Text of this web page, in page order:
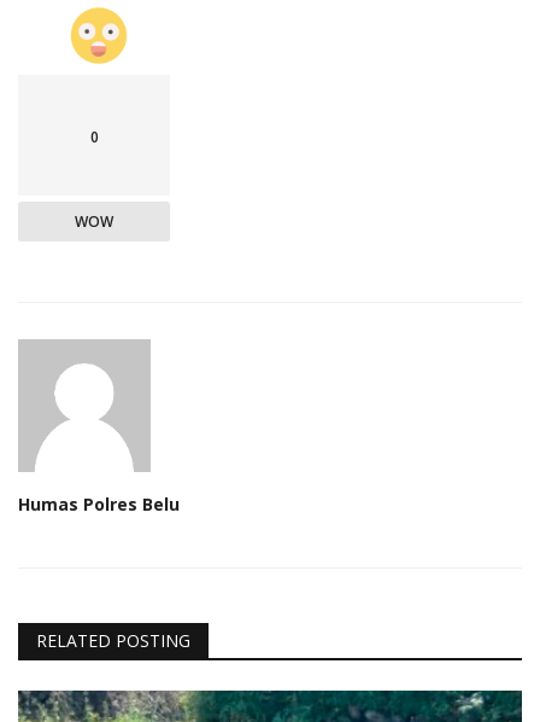
0
WOW
Humas Polres Belu
RELATED POSTING